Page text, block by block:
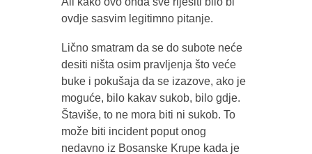
ovdje sasvim legitimno pitanje.
Lično smatram da se do subote neće
desiti ništa osim pravljenja što veće
buke i pokušaja da se izazove, ako je
moguće, bilo kakav sukob, bilo gdje.
Štaviše, to ne mora biti ni sukob. To
može biti incident poput onog
nedavno iz Bosanske Krupe kada je